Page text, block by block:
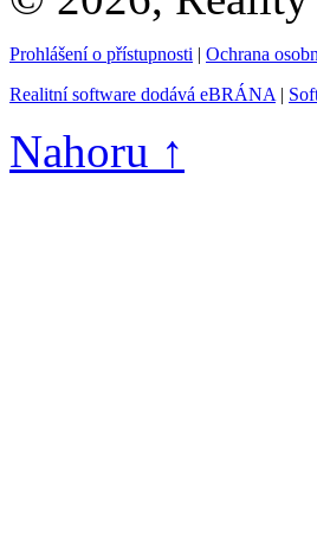
Prohlášení o přístupnosti | Ochrana
Realitní software dodává eBRÁNA |
Nahoru ↑